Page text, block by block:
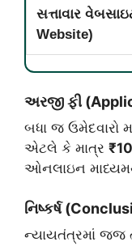
સત્તાવાર
Website)
અરજી ફી
​બધા જ ઉમેદવારો
એટલે કે માત્ર
ઓનલાઇન
નિષ્કર્ષ
​ન્યાયતંત્રમાં જજ